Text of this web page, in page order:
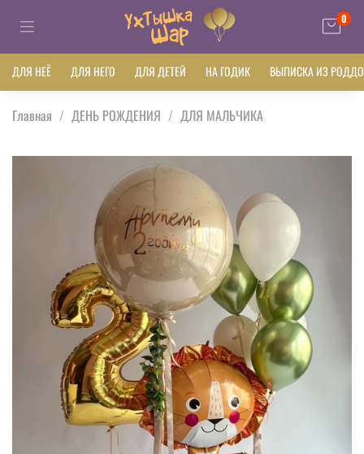
0
ДЛЯ НЕЁ ДЛЯ НЕГО ДЛЯ ДЕТЕЙ НА ГОДИК ВЫПИСКА ИЗ
Главная ДЕНЬ РОЖДЕНИЯ ДЛЯ МАЛЬЧИКА